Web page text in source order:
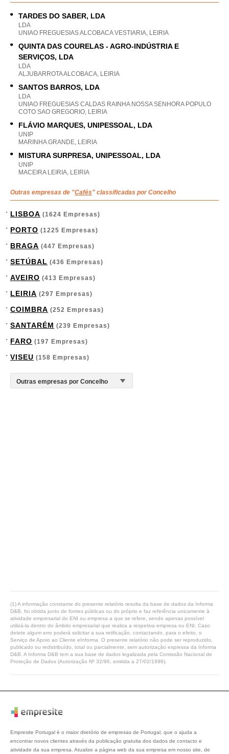
TARDES DO SABER, LDA
LDA
UNIAO FREGUESIAS ALCOBACA VESTIARIA, LEIRIA
QUINTA DAS COURELAS - AGRO-INDÚSTRIA E
SERVIÇOS, LDA
LDA
ALJUBARROTA ALCOBACA, LEIRIA
SANTOS BARROS, LDA
LDA
UNIAO FREGUESIAS CALDAS RAINHA NOSSA SENHORA POPULO
COTO SAO GREGORIO, LEIRIA
FLÁVIO MARQUES, UNIPESSOAL, LDA
UNIP
MARINHA GRANDE, LEIRIA
MISTURA SURPRESA, UNIPESSOAL, LDA
UNIP
MACEIRA LEIRIA, LEIRIA
Outras empresas de "Cafés" classificadas por Concelho
LISBOA (1624 Empresas)
PORTO (1225 Empresas)
BRAGA (447 Empresas)
SETÚBAL (436 Empresas)
AVEIRO (413 Empresas)
LEIRIA (297 Empresas)
COIMBRA (252 Empresas)
SANTARÉM (239 Empresas)
FARO (197 Empresas)
VISEU (158 Empresas)
(1) A informação constante do presente relatório resulta da base de dados da Informa
D&B, foi obtida junto de fontes públicas ou do próprio e faz referência unicamente à
atividade empresarial do ENI ou empresa a que se refere, sendo apenas possível
utilizá-la dentro do âmbito empresarial que realiza a respetiva empresa ou ENI. Caso
detete algum erro poderá solicitar a sua retificação, contactando, para o efeito, o
Serviço de Apoio ao Cliente eInforma. O presente relatório não pode ser reproduzido,
publicado ou redistribuído, total ou parcialmente, sem autorização expressa da Informa
D&B. A Informa D&B tem a sua base de dados legalizada pela Comissão Nacional de
Proteção de Dados (Autorização Nº 32/96, emitida a 27/02/1996).
Empresite Portugal é o maior diretório de empresas de Portugal, que o ajuda a
encontrar novos clientes através da publicação gratuita dos dados de contacto e
atividade da sua empresa. Atualize a página web da sua empresa em nosso site, de